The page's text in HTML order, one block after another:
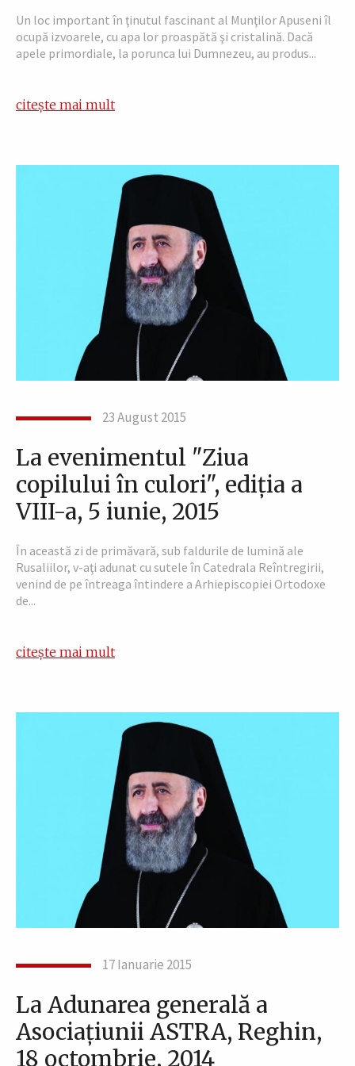
Un loc important în ţinutul fascinant al Munţilor Apuseni îl
ocupă izvoarele, cu apa lor proaspătă şi cristalină. Dacă
apele primordiale, la porunca lui Dumnezeu, au produs...
citește mai mult
23 August 2015
La evenimentul "Ziua
copilului în culori", ediţia a
VIII-a, 5 iunie, 2015
În această zi de primăvară, sub faldurile de lumină ale
Rusaliilor, v-aţi adunat cu sutele în Catedrala Reîntregirii,
venind de pe întreaga întindere a Arhiepiscopiei Ortodoxe
de...
citește mai mult
17 Ianuarie 2015
La Adunarea generală a
Asociaţiunii ASTRA, Reghin,
18 octombrie, 2014